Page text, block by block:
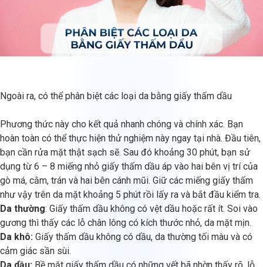
Ngoài ra, có thể phân biệt các loại da bằng giấy thấm dầu
Phương thức này cho kết quả nhanh chóng và chính xác. Bạn
hoàn toàn có thể thực hiện thử nghiệm này ngay tại nhà. Đầu tiên,
bạn cần rửa mặt thật sạch sẽ. Sau đó khoảng 30 phút, bạn sử
dụng từ 6 – 8 miếng nhỏ giấy thấm dầu áp vào hai bên vị trí của
gò má, cằm, trán và hai bên cánh mũi. Giữ các miếng giấy thấm
như vậy trên da mặt khoảng 5 phút rồi lấy ra và bắt đầu kiểm tra.
Da thường: Giấy thấm dầu không có vệt dầu hoặc rất ít. Soi vào
gương thì thấy các lỗ chân lông có kích thước nhỏ, da mặt mịn.
Da khô: Giấy thấm dầu không có dầu, da thường tối màu và có
cảm giác sần sùi.